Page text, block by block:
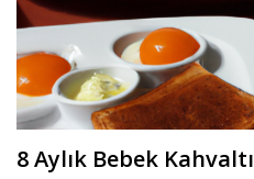
8 Aylık Bebek